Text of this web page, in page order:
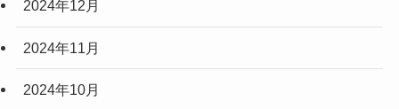
2024年12月
2024年11月
2024年10月